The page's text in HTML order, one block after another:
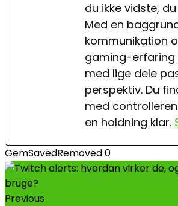
du ikke vidste,
Med en
kommunikation
gaming-erfaring
med lige dele
perspektiv. Du
med
en holdning klar.
GemSavedRemoved0
Previous